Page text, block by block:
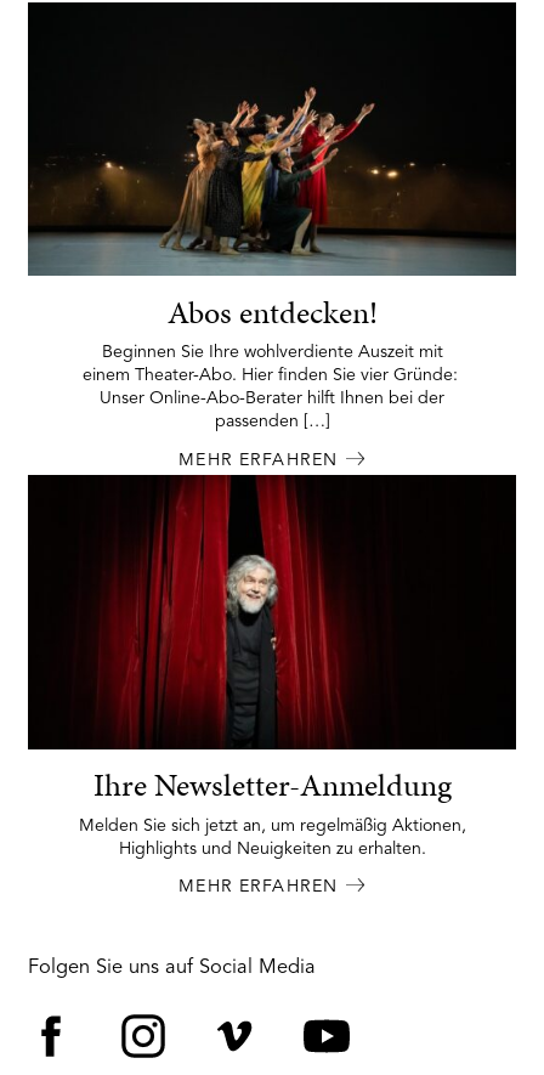
Abos entdecken!
Beginnen Sie Ihre wohlverdiente Auszeit mit
einem Theater-Abo. Hier finden Sie vier Gründe:
Unser Online-Abo-Berater hilft Ihnen bei der
passenden […]
MEHR ERFAHREN
Ihre Newsletter-Anmeldung
Melden Sie sich jetzt an, um regelmäßig Aktionen,
Highlights und Neuigkeiten zu erhalten.
MEHR ERFAHREN
Folgen Sie uns auf Social Media